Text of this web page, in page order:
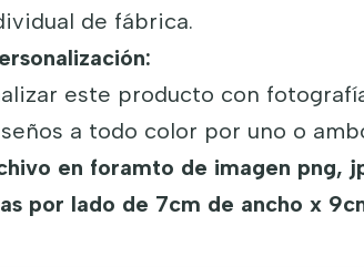
de fábrica.
este producto con
a todo color por uno o
en foramto de imagen png,
por lado de 7cm de ancho x